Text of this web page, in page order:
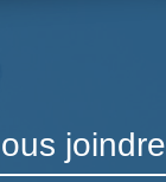
joindre